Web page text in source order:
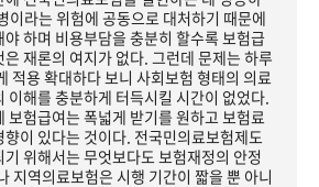
이라는 위험에 공동으로 대처하기 때문에
하며 비용부담을 충분히 할수록 보험급
재론의 여지가 없다. 그런데 문제는 하루
적용 확대하다 보니 사회보험 형태의 의료
이해를 충분하게 터득시킬 시간이 없었다.
보험급여는 폭넓게 받기를 원하고 보험료
이 있다는 것이다. 전국민의료보험제도
위해서는 무엇보다도 보험재정의 안정
지역의료보험은 시행 기간이 짧을 뿐 아니